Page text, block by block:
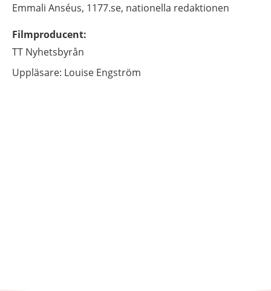
Emmali Anséus, 1177.se, nationella redaktionen
Filmproducent:
TT Nyhetsbyrån
Uppläsare: Louise Engström